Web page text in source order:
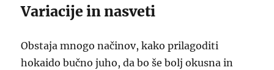
Variacije in nasveti
Obstaja mnogo načinov, kako prilagoditi
hokaido bučno juho, da bo še bolj okusna in